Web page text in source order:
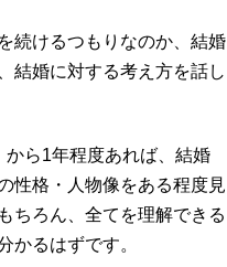
続けるつもりなのか、結婚
結婚に対する考え方を話し
から1年程度あれば、結婚
性格・人物像をある程度見
ちろん、全てを理解できる
かるはずです。